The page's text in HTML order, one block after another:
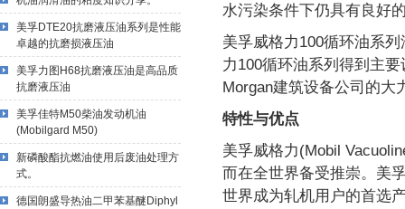
美孚DTE20抗磨液压油系列是性能
卓越的抗磨损液压油
美孚力图H68抗磨液压油是高品质
抗磨液压油
美孚佳特M50柴油发动机油
(Mobilgard M50)
新磷酸酯抗燃油使用后废油处理方
式。
德国朗盛导热油二甲苯基醚Diphyl
水污染条件下仍具有良好
美孚威格力100循环油系
力100循环油系列得到主
Morgan建筑设备公司的大
特性与优点
美孚威格力(Mobil
而在全世界备受推崇。美
世界成为轧机用户的首选